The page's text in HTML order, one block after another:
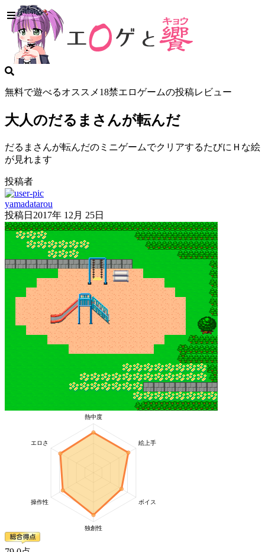
無料で遊べるオススメ18禁エロゲームの投稿レビュー
大人のだるまさんが転んだ
だるまさんが転んだのミニゲームでクリアするたびにＨな絵
が見れます
投稿者
yamadatarou
投稿日 2017年 12月 25日